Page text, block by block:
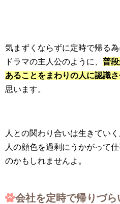
気まずくならずに定時で帰る為
ドラマの主人公のように、 普
あることをまわりの人に認識
思います。
人との関わり合いは生きてい
人の顔色を過剰にうかがって
のかもしれませんよ。
会社を定時で帰りづら